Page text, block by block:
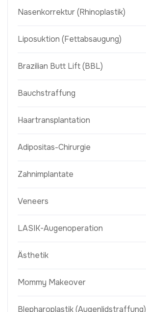
Nasenkorrektur (Rhinoplastik)
Liposuktion (Fettabsaugung)
Brazilian Butt Lift (BBL)
Bauchstraffung
Haartransplantation
Adipositas-Chirurgie
Zahnimplantate
Veneers
LASIK-Augenoperation
Ästhetik
Mommy Makeover
Blepharoplastik (Augenlidstraffung)